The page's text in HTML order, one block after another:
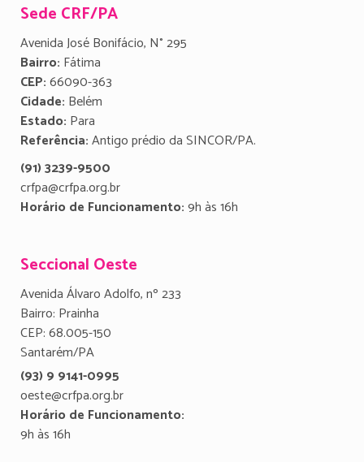
Sede CRF/PA
Avenida José Bonifácio, N° 295
Bairro: Fátima
CEP:66090-363
Cidade: Belém
Estado: Para
Referência:Antigo prédio da SINCOR/PA.
(91) 3239-9500
crfpa@crfpa.org.br
Horário de Funcionamento:9h às 16h
Seccional Oeste
Avenida Álvaro Adolfo, nº 233
Bairro: Prainha
CEP: 68.005-150
Santarém/PA
(93) 9 9141-0995
oeste@crfpa.org.br
Horário de Funcionamento:
9h às 16h